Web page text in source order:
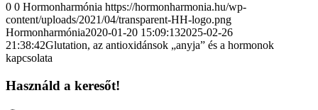
0 0 Hormonharmónia https://hormonharmonia.hu/wp-
content/uploads/2021/04/transparent-HH-logo.png
Hormonharmónia2020-01-20 15:09:132025-02-26
21:38:42Glutation, az antioxidánsok „anyja” és a hormonok
kapcsolata
Használd a keresőt!